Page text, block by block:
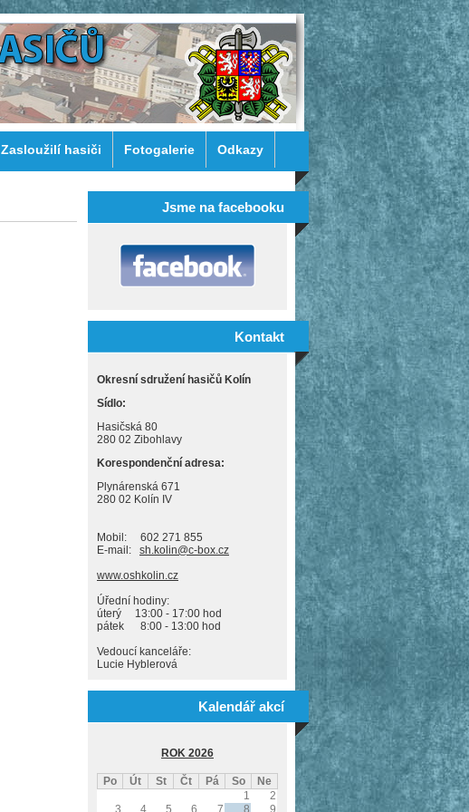
Zasloužilí hasiči Fotogalerie Odkazy
Jsme na facebooku
Kontakt
Okresní sdružení hasičů Kolín
Sídlo:
Hasičská 80
280 02 Zibohlavy
Korespondenční adresa:
Plynárenská 671
280 02 Kolín IV
Mobil: 602 271 855
E-mail: sh.kolin@c-box.cz
www.oshkolin.cz
Úřední hodiny:
úterý 13:00 - 17:00 hod
pátek 8:00 - 13:00 hod
Vedoucí kanceláře:
Lucie Hyblerová
Kalendář akcí
ROK 2026
Po Út St Čt Pá So
Ne
1
2